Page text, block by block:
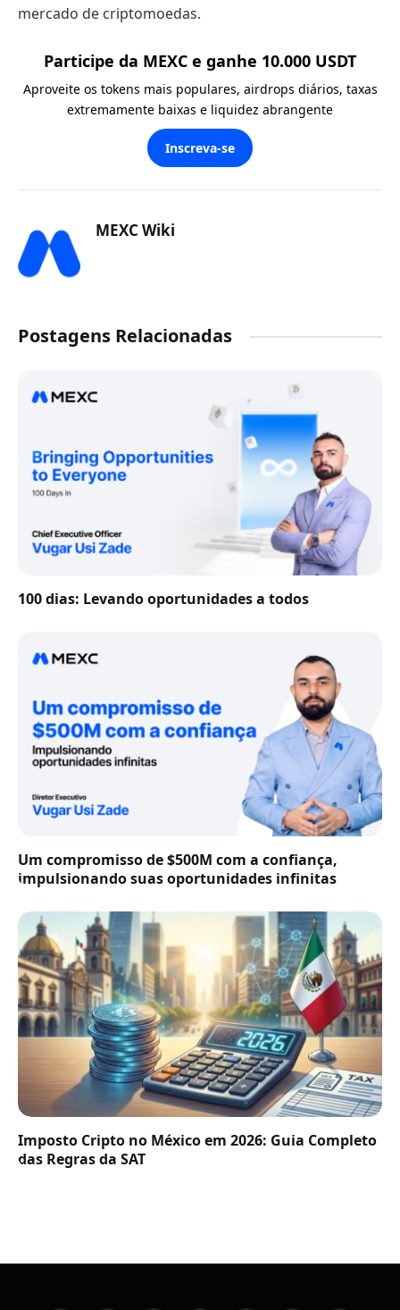
mercado de criptomoedas.
Participe da MEXC e ganhe 10.000 USDT
Aproveite os tokens mais populares, airdrops diários, taxas
extremamente baixas e liquidez abrangente
Inscreva-se
MEXC Wiki
Postagens Relacionadas
100 dias: Levando oportunidades a todos
Um compromisso de $500M com a confiança,
impulsionando suas oportunidades infinitas
Imposto Cripto no México em 2026: Guia Completo
das Regras da SAT